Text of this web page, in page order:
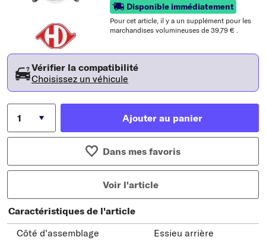
Disponible immédiatement
Pour cet article, il y a un supplément pour les
marchandises volumineuses de 39,79 € .
Vérifier la compatibilité
Choisissez un véhicule
Ajouter au panier
Dans mes favoris
Voir l'article
Caractéristiques de l'article
Côté d'assemblage
Essieu arrière